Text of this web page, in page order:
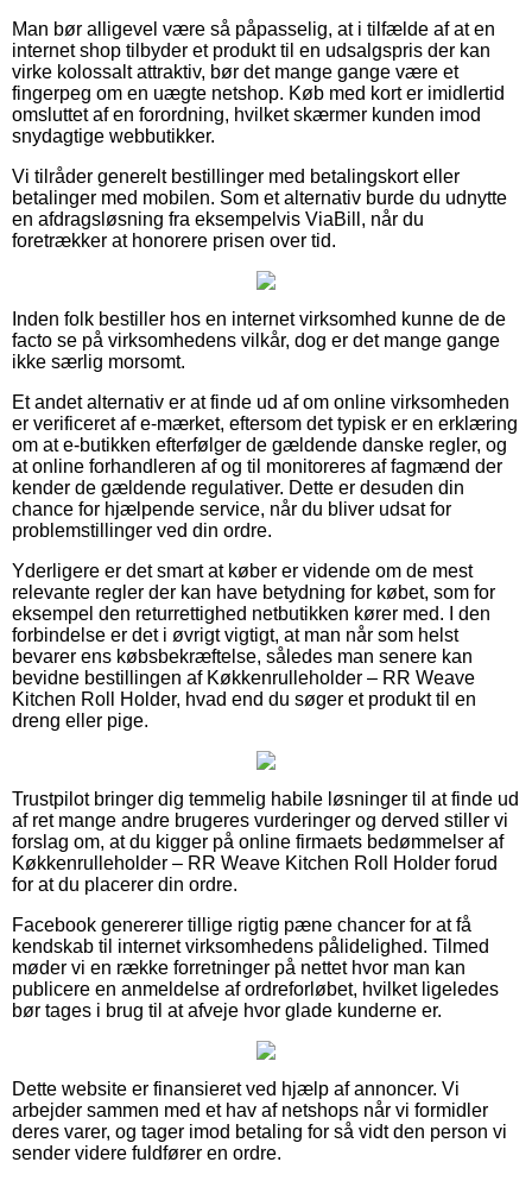
Man bør alligevel være så påpasselig, at i tilfælde af at en
internet shop tilbyder et produkt til en udsalgspris der kan
virke kolossalt attraktiv, bør det mange gange være et
fingerpeg om en uægte netshop. Køb med kort er imidlertid
omsluttet af en forordning, hvilket skærmer kunden imod
snydagtige webbutikker.
Vi tilråder generelt bestillinger med betalingskort eller
betalinger med mobilen. Som et alternativ burde du udnytte
en afdragsløsning fra eksempelvis ViaBill, når du
foretrækker at honorere prisen over tid.
Inden folk bestiller hos en internet virksomhed kunne de de
facto se på virksomhedens vilkår, dog er det mange gange
ikke særlig morsomt.
Et andet alternativ er at finde ud af om online virksomheden
er verificeret af e-mærket, eftersom det typisk er en erklæring
om at e-butikken efterfølger de gældende danske regler, og
at online forhandleren af og til monitoreres af fagmænd der
kender de gældende regulativer. Dette er desuden din
chance for hjælpende service, når du bliver udsat for
problemstillinger ved din ordre.
Yderligere er det smart at køber er vidende om de mest
relevante regler der kan have betydning for købet, som for
eksempel den returrettighed netbutikken kører med. I den
forbindelse er det i øvrigt vigtigt, at man når som helst
bevarer ens købsbekræftelse, således man senere kan
bevidne bestillingen af Køkkenrulleholder – RR Weave
Kitchen Roll Holder, hvad end du søger et produkt til en
dreng eller pige.
Trustpilot bringer dig temmelig habile løsninger til at finde ud
af ret mange andre brugeres vurderinger og derved stiller vi
forslag om, at du kigger på online firmaets bedømmelser af
Køkkenrulleholder – RR Weave Kitchen Roll Holder forud
for at du placerer din ordre.
Facebook genererer tillige rigtig pæne chancer for at få
kendskab til internet virksomhedens pålidelighed. Tilmed
møder vi en række forretninger på nettet hvor man kan
publicere en anmeldelse af ordreforløbet, hvilket ligeledes
bør tages i brug til at afveje hvor glade kunderne er.
Dette website er finansieret ved hjælp af annoncer. Vi
arbejder sammen med et hav af netshops når vi formidler
deres varer, og tager imod betaling for så vidt den person vi
sender videre fuldfører en ordre.